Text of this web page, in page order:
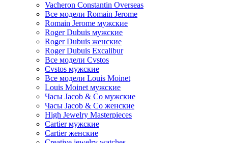
Vacheron Constantin Overseas
Все модели Romain Jerome
Romain Jerome мужские
Roger Dubuis мужские
Roger Dubuis женские
Roger Dubuis Excalibur
Все модели Cvstos
Cvstos мужские
Все модели Louis Moinet
Louis Moinet мужские
Часы Jacob & Co мужские
Часы Jacob & Co женские
High Jewelry Masterpieces
Cartier мужские
Cartier женские